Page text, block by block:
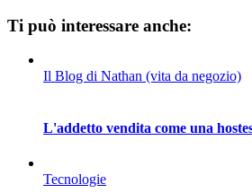
Ti può interessare anche:
Il Blog di Nathan (vita da negozio)
L'addetto vendita come una
Tecnologie